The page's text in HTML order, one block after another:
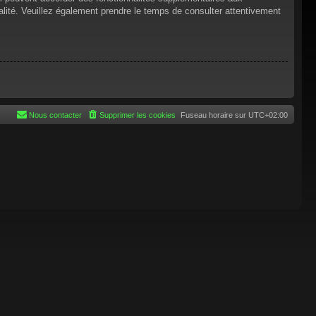
Veuillez également prendre le temps de consulter attentivement
Fuseau horaire sur UTC+02:00
Supprimer les cookies
Nous contacter